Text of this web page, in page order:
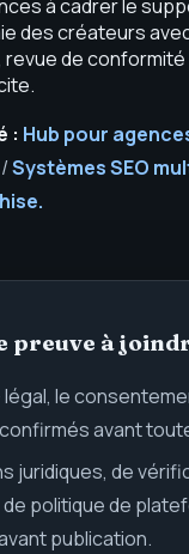
à cadrer le
des créateurs
revue de
: Hub pour
/Systèmes SEO
preuve à
légal, le
avant
juridiques, de
politique de
publication.